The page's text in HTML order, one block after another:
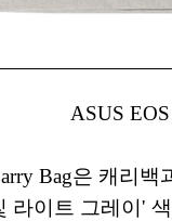
ASUS
Bag은 캐리
이트 그레이'